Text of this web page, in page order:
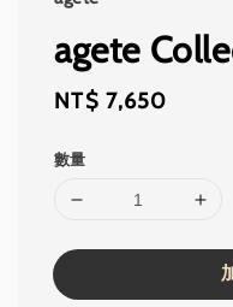
agete
Regular
NT$ 7,650
數量